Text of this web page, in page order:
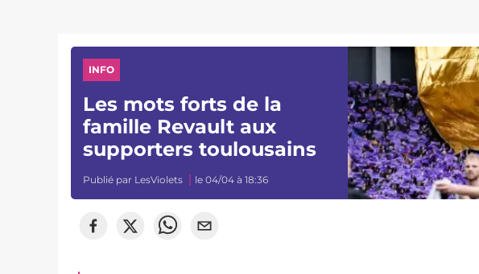
INFO
Les mots forts de la
famille Revault aux
supporters toulousains
Publié par LesViolets le 04/04 à 18:36